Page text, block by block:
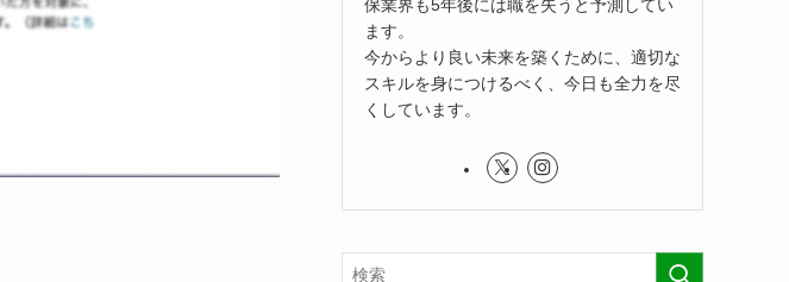
保業界も5年後には職を失うと予測してい
ます。
今からより良い未来を築くために、適切な
スキルを身につけるべく、今日も全力を尽
くしています。